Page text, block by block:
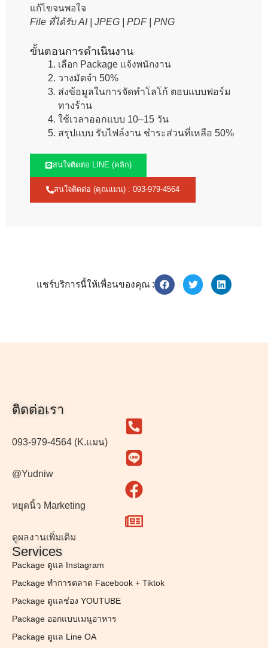
แก้ไขจนพอใจ
File ที่ได้รับ AI | JPEG | PDF | PNG
ขั้นตอนการดำเนินงาน
เลือก Package แจ้งพนักงาน
วางมัดจำ 50%
ส่งข้อมูลในการจัดทำโลโก้ ตอบแบบฟอร์ม
ทางร้าน
ใช้เวลาออกแบบ 10–15 วัน
สรุปแบบ รับไฟล์งาน ชำระส่วนที่เหลือ 50%
สนใจติดต่อ LINE (คลิก)
สนใจติดต่อ (คุณแมน) : 093-979-4564
แชร์บริการนี้ให้เพื่อนของคุณ :
ติดต่อเรา
093-979-4564 (K.แมน)
@Yudniw
หยุดนิ้ว Marketing
ดูผลงานเพิ่มเติม
Services
Package ดูแล Instagram
Package ทำการตลาด Facebook + Tiktok
Package ดูแลช่อง YOUTUBE
Package ออกแบบเมนูอาหาร
Package ดูแล Line OA